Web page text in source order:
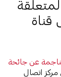
قناة
عن جائحة
اتصال